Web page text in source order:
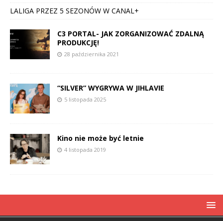
LALIGA PRZEZ 5 SEZONÓW W CANAL+
C3 PORTAL- JAK ZORGANIZOWAĆ ZDALNĄ
PRODUKCJĘ!
28 października 2021
“SILVER” WYGRYWA W JIHLAVIE
5 listopada 2025
Kino nie może być letnie
4 listopada 2019